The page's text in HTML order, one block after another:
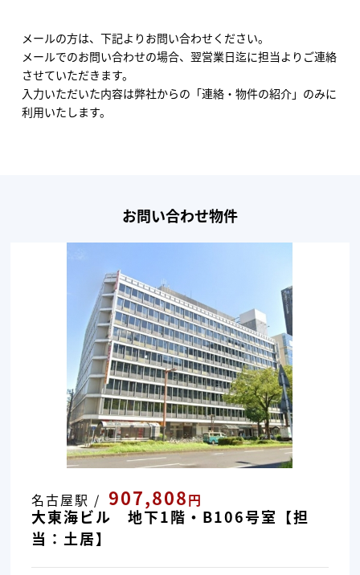
メールの方は、下記よりお問い合わせください。
メールでのお問い合わせの場合、翌営業日迄に担当よりご連絡
させていただきます。
入力いただいた内容は弊社からの「連絡・物件の紹介」のみに
利用いたします。
お問い合わせ物件
名古屋駅 / 907,808円
大東海ビル 地下1階・B106号室【担
当：土居】